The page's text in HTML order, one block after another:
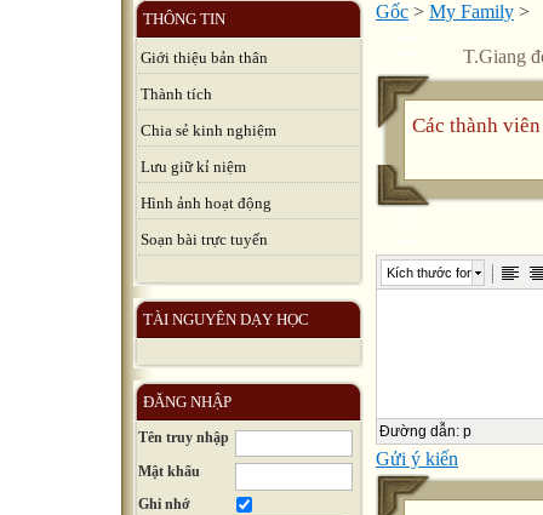
THÔNG TIN
Giới thiệu bản thân
Thành tích
Chia sẻ kinh nghiệm
Lưu giữ kỉ niệm
Hình ảnh hoạt động
Soạn bài trực tuyến
TÀI NGUYÊN DẠY HỌC
ĐĂNG NHẬP
Tên truy nhập
Mật khẩu
Ghi nhớ
Gốc > My Family >
T.Giang
Các thành
Kích thước font
Đường dẫn: p
Gửi ý kiến